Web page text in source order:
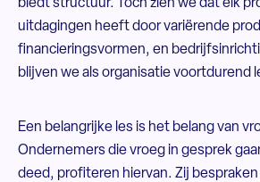
biedt structuur. Toch zien we dat elk
uitdagingen heeft door variërende
financieringsvormen, en
blijven we als organisatie voortdurend
Een belangrijke les is het belang van
Ondernemers die vroeg in gesprek
deed, profiteren hiervan. Zij bespraken